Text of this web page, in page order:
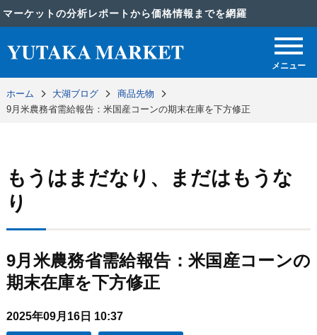
マーケットの分析レポートから価格情報までを網羅
メニュー
ホーム 大湖ブログ
商品先物
9月米農務省需給報告：米国産コーンの期末在庫を下方修正
もうはまだなり、まだはもうな
り
9月米農務省需給報告：米国産コーンの
期末在庫を下方修正
2025年09月16日 10:37